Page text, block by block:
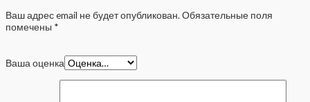
Ваш адрес email не будет опубликован. Обязательные поля
помечены *
Ваша оценка